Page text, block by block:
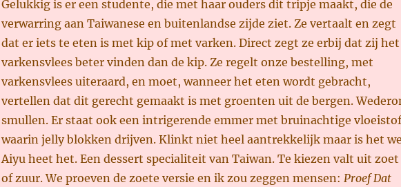
Gelukkig is er een studente, die met haar ouders dit tripje maakt, die de
verwarring aan Taiwanese en buitenlandse zijde ziet. Ze vertaalt en zegt
dat er iets te eten is met kip of met varken. Direct zegt ze erbij dat zij het
varkensvlees beter vinden dan de kip. Ze regelt onze bestelling, met
varkensvlees uiteraard, en moet, wanneer het eten wordt gebracht,
vertellen dat dit gerecht gemaakt is met groenten uit de bergen.
smullen. Er staat ook een intrigerende emmer met bruinachtige vloeistof
waarin jelly blokken drijven. Klinkt niet heel aantrekkelijk maar is het
Aiyu heet het. Een dessert specialiteit van Taiwan. Te kiezen valt uit zoet
of zuur. We proeven de zoete versie en ik zou zeggen mensen: Proef Dat